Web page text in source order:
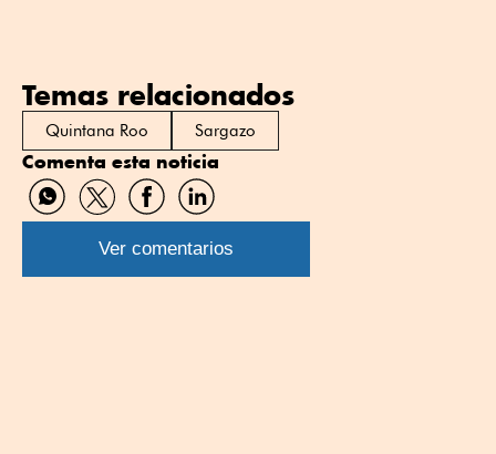
Temas relacionados
Quintana Roo Sargazo
Comenta esta noticia
Compartir
por
WhatsApp
Compartir
por
Twitter
Compartir
por
Facebook
Compartir
por
Linkedin
Ver comentarios